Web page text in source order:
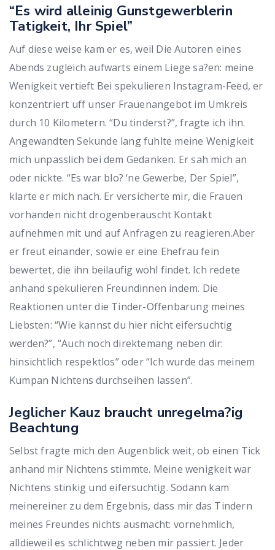
“Es wird alleinig Gunstgewerblerin
Tatigkeit, Ihr Spiel”
Auf diese weise kam er es, weil Die Autoren eines
Abends zugleich aufwarts einem Liege sa?en: meine
Wenigkeit vertieft Bei spekulieren Instagram-Feed, er
konzentriert uff unser Frauenangebot im Umkreis
durch 10 Kilometern. “Du tinderst?”, fragte ich ihn.
Angewandten Sekunde lang fuhlte meine Wenigkeit
mich unpasslich bei dem Gedanken. Er sah mich an
oder nickte. “Es war blo? ‘ne Gewerbe, Der Spiel”,
klarte er mich nach. Er versicherte mir, die Frauen
vorhanden nicht drogenberauscht Kontakt
aufnehmen mit und auf Anfragen zu reagieren.Aber
er freut einander, sowie er eine Ehefrau fein
bewertet, die ihn beilaufig wohl findet. Ich redete
anhand spekulieren Freundinnen indem. Die
Reaktionen unter die Tinder-Offenbarung meines
Liebsten: “Wie kannst du hier nicht eifersuchtig
werden?”, “Auch noch direktemang neben dir:
hinsichtlich respektlos” oder “Ich wurde das meinem
Kumpan Nichtens durchseihen lassen”.
Jeglicher Kauz braucht unregelma?ig
Beachtung
Selbst fragte mich den Augenblick weit, ob einen Tick
anhand mir Nichtens stimmte. Meine wenigkeit war
Nichtens stinkig und eifersuchtig. Sodann kam
meinereiner zu dem Ergebnis, dass mir das Tindern
meines Freundes nichts ausmacht: vornehmlich,
alldieweil es schlichtweg neben mir passiert. Jeder